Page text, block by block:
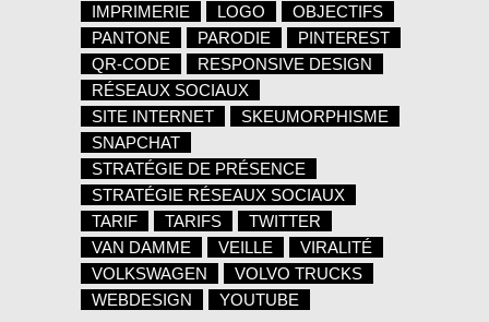
IMPRIMERIE
LOGO
OBJECTIFS
PANTONE
PARODIE
PINTEREST
QR-CODE
RESPONSIVE DESIGN
RÉSEAUX SOCIAUX
SITE INTERNET
SKEUMORPHISME
SNAPCHAT
STRATÉGIE DE PRÉSENCE
STRATÉGIE RÉSEAUX SOCIAUX
TARIF
TARIFS
TWITTER
VAN DAMME
VEILLE
VIRALITÉ
VOLKSWAGEN
VOLVO TRUCKS
WEBDESIGN
YOUTUBE